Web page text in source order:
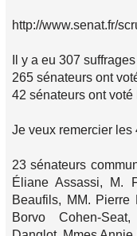
http://www.senat.fr/
Il y a eu 307
265 sénateurs ont
42 sénateurs ont voté
Je veux remercier les
23 sénateurs
Éliane Assassi, M.
Beaufils, MM.
Borvo Cohen-